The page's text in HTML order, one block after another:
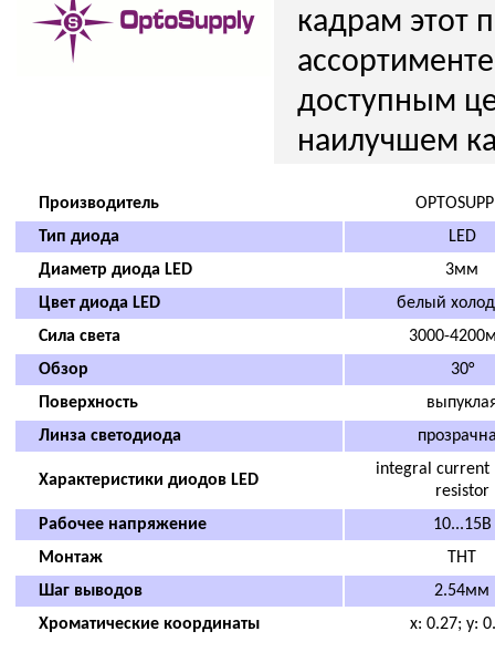
кадрам этот
доступным
наилучшем
Производитель
Тип диода
LED
Диаметр диода LED
3мм
Цвет диодa LED
белый
Сила света
3000-
Обзор
30°
Поверхность
Линза светодиода
Характеристики диодов LED
integral current
resistor
Рабочее напряжение
10...15В
Монтаж
THT
Шаг выводов
2.54мм
Хроматические координаты
x: 0.27; y: